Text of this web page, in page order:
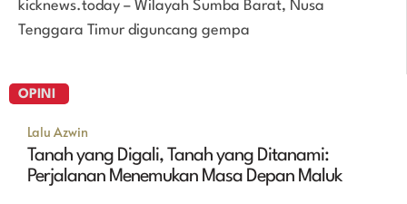
kicknews.today – Wilayah Sumba Barat, Nusa
Tenggara Timur diguncang gempa
OPINI
Lalu Azwin
Tanah yang Digali, Tanah yang Ditanami:
Perjalanan Menemukan Masa Depan Maluk